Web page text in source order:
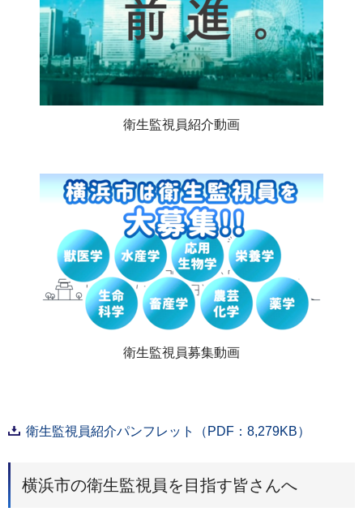
衛生監視員紹介動画
衛生監視員募集動画
衛生監視員紹介パンフレット（PDF：8,279KB）
横浜市の衛生監視員を目指す皆さんへ